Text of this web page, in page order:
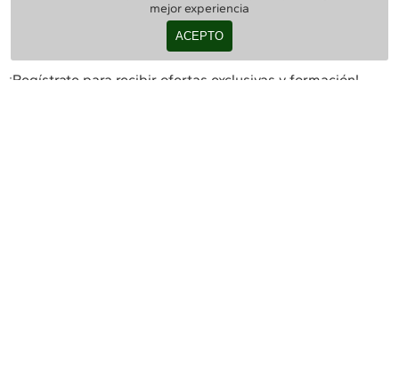
¡Regístrate para recibir ofertas exclusivas y formación!
mejor experiencia
ACEPTO